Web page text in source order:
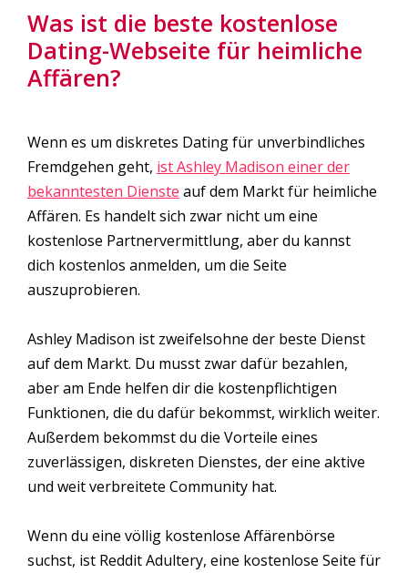
Was ist die beste kostenlose
Dating-Webseite für heimliche
Affären?
Wenn es um diskretes Dating für unverbindliches
Fremdgehen geht, ist Ashley Madison einer der
bekanntesten Dienste auf dem Markt für heimliche
Affären. Es handelt sich zwar nicht um eine
kostenlose Partnervermittlung, aber du kannst
dich kostenlos anmelden, um die Seite
auszuprobieren.
Ashley Madison ist zweifelsohne der beste Dienst
auf dem Markt. Du musst zwar dafür bezahlen,
aber am Ende helfen dir die kostenpflichtigen
Funktionen, die du dafür bekommst, wirklich weiter.
Außerdem bekommst du die Vorteile eines
zuverlässigen, diskreten Dienstes, der eine aktive
und weit verbreitete Community hat.
Wenn du eine völlig kostenlose Affärenbörse
suchst, ist Reddit Adultery, eine kostenlose Seite für